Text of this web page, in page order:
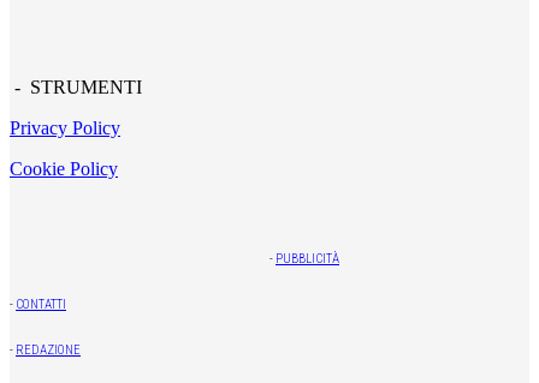
- STRUMENTI
Privacy Policy
Cookie Policy
- PUBBLICITÀ
- CONTATTI
- REDAZIONE